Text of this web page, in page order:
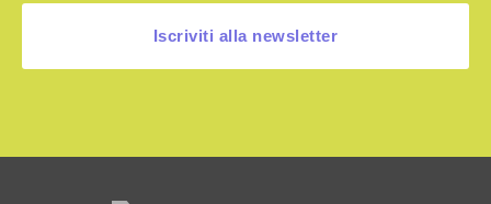
Iscriviti alla newsletter